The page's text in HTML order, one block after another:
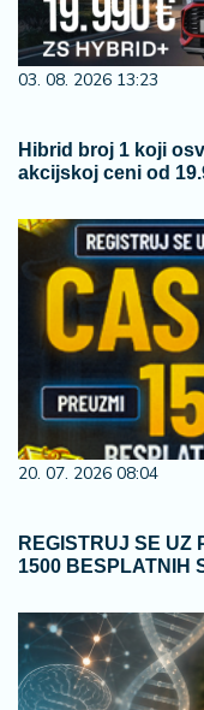
03. 08. 2026 13:23
Hibrid broj 1 koji
akcijskoj ceni od
20. 07. 2026 08:04
REGISTRUJ SE UZ
1500 BESPLATNIH